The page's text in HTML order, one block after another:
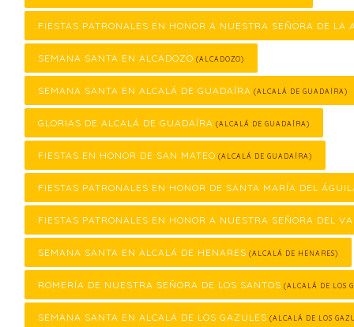
FIESTAS PATRONALES EN HONOR A NUESTRA SEÑORA DE LA
SEMANA SANTA EN ALCADOZO (ALCADOZO)
SEMANA SANTA EN ALCALÁ DE GUADAÍRA (ALCALÁ DE GUADAÍRA)
GLORIAS DE ALCALÁ DE GUADAÍRA (ALCALÁ DE GUADAÍRA)
FIESTAS EN HONOR DE SAN MATEO (ALCALÁ DE GUADAÍRA)
FIESTAS PATRONALES EN HONOR DE SANTA MARÍA DEL
FIESTAS PATRONALES EN HONOR A NUESTRA SEÑORA DEL
SEMANA SANTA EN ALCALÁ DE HENARES (ALCALÁ DE HENARES)
ROMERÍA DE NUESTRA SEÑORA DE LOS SANTOS (ALCALÁ DE LOS
SEMANA SANTA EN ALCALÁ DE LOS GAZULES (ALCALÁ DE LOS